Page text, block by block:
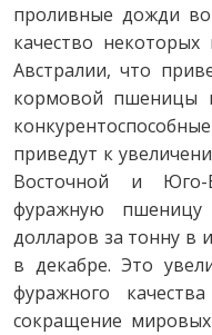
проливные дожди
качество
Австралии, что
кормовой пшеницы
приведут к
Восточной и
фуражную
долларов за тонну в
в декабре. Это
фуражного
сокращение